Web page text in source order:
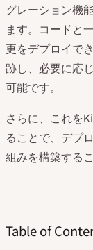
グレーション機
ます。コードと
更をデプロイで
跡し、必要に応
可能です。
さらに、これを
ることで、デプ
組みを構築する
Table of